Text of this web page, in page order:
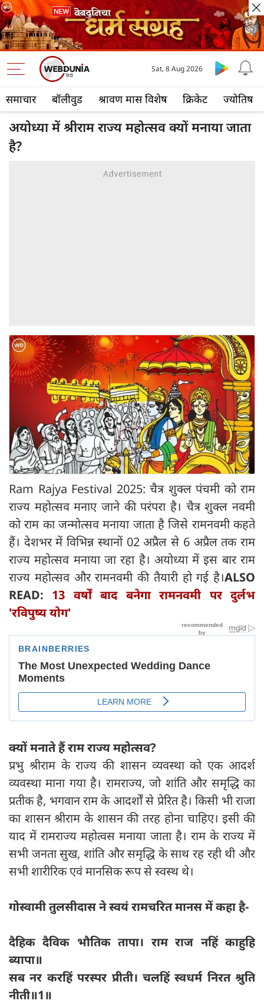
समाचार बॉलीवुड श्रावण मास विशेष क्रिकेट ज्योतिष
Sat, 8 Aug 2026
अयोध्या में श्रीराम राज्य महोत्सव क्यों मनाया जाता
है?
Ram Rajya Festival 2025: चैत्र शुक्ल पंचमी को राम
राज्य महोत्सव मनाए जाने की परंपरा है। चैत्र शुक्ल नवमी
को राम का जन्मोत्सव मनाया जाता है जिसे रामनवमी कहते
हैं। देशभर में विभिन्न स्थानों 02 अप्रैल से 6 अप्रैल तक राम
राज्य महोत्सव मनाया जा रहा है। अयोध्या में इस बार राम
राज्य महोत्सव और रामनवमी की तैयारी हो गई है।ALSO
READ: 13 वर्षों बाद बनेगा रामनवमी पर दुर्लभ
'रविपुष्य योग'
क्यों मनाते हैं राम राज्य महोत्सव?
प्रभु श्रीराम के राज्य की शासन व्यवस्था को एक आदर्श
व्यवस्था माना गया है। रामराज्य, जो शांति और समृद्धि का
प्रतीक है, भगवान राम के आदर्शों से प्रेरित है। किसी भी राजा
का शासन श्रीराम के शासन की तरह होना चाहिए। इसी की
याद में रामराज्य महोत्वस मनाया जाता है। राम के राज्य में
सभी जनता सुख, शांति और समृद्धि के साथ रह रही थी और
सभी शारीरिक एवं मानसिक रूप से स्वस्थ थे।
गोस्वामी तुलसीदास ने स्वयं रामचरित मानस में कहा है-
दैहिक दैविक भौतिक तापा। राम राज नहिं काहुहि
ब्यापा॥
सब नर करहिं परस्पर प्रीती। चलहिं स्वधर्म निरत श्रुति
नीती॥1॥